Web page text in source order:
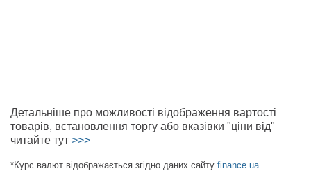
Детальніше про можливості відображення вартості
товарів, встановлення торгу або вказівки "ціни від"
читайте тут >>>
*Курс валют відображається згідно даних сайту finance.ua